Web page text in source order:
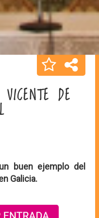
DE
buen ejemplo del
Galicia.